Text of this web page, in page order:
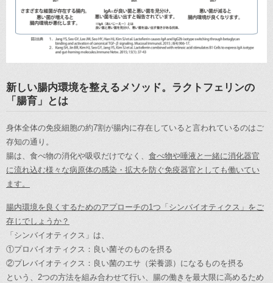
新しい腸内環境を整えるメソッド。ラクトフェリンの
「腸育」とは
身体全体の免疫細胞の約7割が腸内に存在していると言われているのはご
存知の通り。
腸は、食べ物の消化や吸収だけでなく、 食べ物や唾液と一緒に消化器官
に流れ込む様々な病原体の感染・拡大を防ぐ免疫器官としても働いてい
ます。
腸内環境を良くするためのアプローチの1つ「シンバイオティクス」をご
存じでしょうか？
「シンバイオティクス」は、
①プロバイオティクス：良い菌そのものを摂る
②プレバイオティクス：良い菌のエサ（栄養源）になるものを摂る
という、2つの方法を組み合わせて行い、腸の働きを最大限に高めるため